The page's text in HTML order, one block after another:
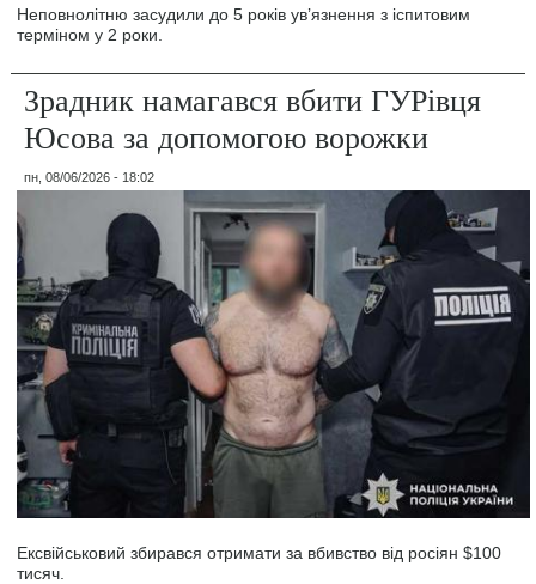
Неповнолітню засудили до 5 років ув’язнення з іспитовим
терміном у 2 роки.
Зрадник намагався вбити ГУРівця
Юсова за допомогою ворожки
пн, 08/06/2026 - 18:02
Ексвійськовий збирався отримати за вбивство від росіян $100
тисяч.